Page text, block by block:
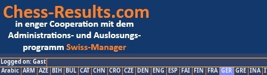
Logged on: Gast
Arabic ARM AZE BIH BUL CAT CHN CRO CZE DEN ENG ESP FAI FIN FRA GER GRE INA